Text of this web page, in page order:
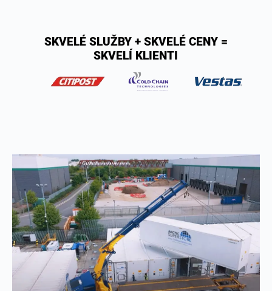
SKVELÉ SLUŽBY + SKVELÉ CENY =
SKVELÍ KLIENTI